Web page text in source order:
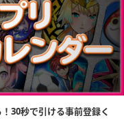
30秒で引ける事前登録く